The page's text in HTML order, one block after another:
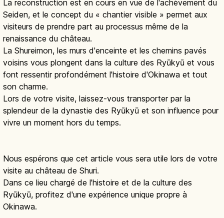
La reconstruction est en cours en vue de l'achèvement du
Seiden, et le concept du « chantier visible » permet aux
visiteurs de prendre part au processus même de la
renaissance du château.
La Shureimon, les murs d'enceinte et les chemins pavés
voisins vous plongent dans la culture des Ryūkyū et vous
font ressentir profondément l'histoire d'Okinawa et tout
son charme.
Lors de votre visite, laissez-vous transporter par la
splendeur de la dynastie des Ryūkyū et son influence pour
vivre un moment hors du temps.
Nous espérons que cet article vous sera utile lors de votre
visite au château de Shuri.
Dans ce lieu chargé de l'histoire et de la culture des
Ryūkyū, profitez d'une expérience unique propre à
Okinawa.